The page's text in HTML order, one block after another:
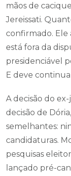
mãos de
Jereissati.
confirmado. Ele
está fora da
presidenciável
E deve
A decisão do
decisão de
semelhantes:
candidaturas.
pesquisas
lançado pré-